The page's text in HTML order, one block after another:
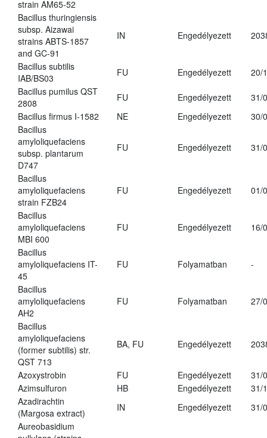
strain AM65-52
Bacillus thuringiensis
subsp. Aizawai
strains ABTS-1857
and GC-91
IN Engedélyezett
Bacillus subtilis
IAB/BS03
FU Engedélyezett
20/
Bacillus pumilus QST
2808
FU Engedélyezett
31/
Bacillus firmus I-1582
NE Engedélyezett
30/
Bacillus
amyloliquefaciens
subsp. plantarum
D747
FU Engedélyezett 31/
Bacillus
amyloliquefaciens
strain FZB24
FU Engedélyezett 01/
Bacillus
amyloliquefaciens
MBI 600
FU Engedélyezett 16/
Bacillus
amyloliquefaciens IT-
45
FU Folyamatban -
Bacillus
amyloliquefaciens
AH2
FU Folyamatban 27/
Bacillus
amyloliquefaciens
(former subtilis) str.
QST 713
BA, FU Engedélyezett
Azoxystrobin FU Engedélyezett
31/
Azimsulfuron
HB Engedélyezett
31/
Azadirachtin
(Margosa extract)
IN Engedélyezett
31/
Aureobasidium